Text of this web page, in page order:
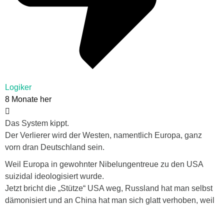
Logiker
8 Monate her
Das System kippt.
Der Verlierer wird der Westen, namentlich Europa, ganz
vorn dran Deutschland sein.
Weil Europa in gewohnter Nibelungentreue zu den USA
suizidal ideologisiert wurde.
Jetzt bricht die „Stütze“ USA weg, Russland hat man selbst
dämonisiert und an China hat man sich glatt verhoben, weil